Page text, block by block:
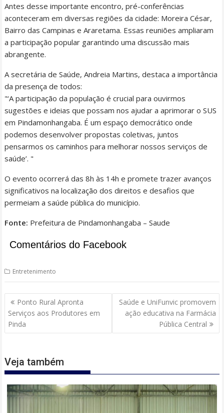
Antes desse importante encontro, pré-conferências
aconteceram em diversas regiões da cidade: Moreira César,
Bairro das Campinas e Araretama. Essas reuniões ampliaram
a participação popular garantindo uma discussão mais
abrangente.
A secretária de Saúde, Andreia Martins, destaca a importância
da presença de todos:
‘A participação da população é crucial para ouvirmos
sugestões e ideias que possam nos ajudar a aprimorar o SUS
em Pindamonhangaba. É um espaço democrático onde
podemos desenvolver propostas coletivas, juntos
pensarmos os caminhos para melhorar nossos serviços de
saúde’.
O evento ocorrerá das 8h às 14h e promete trazer avanços
significativos na localização dos direitos e desafios que
permeiam a saúde pública do município.
Fonte: Prefeitura de Pindamonhangaba – Saude
Comentários do Facebook
Entretenimento
Navegação
de
Post
Ponto Rural Apronta
Serviços aos Produtores em
Pinda
Saúde e UniFunvic promovem
ação educativa na Farmácia
Pública Central
Veja também